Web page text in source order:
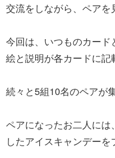
交流をしながら、ペアを
今回は、いつものカー
絵と説明が各カードに記
続々と5組10名のペアが
ペアになったお二人に
したアイスキャンデーを